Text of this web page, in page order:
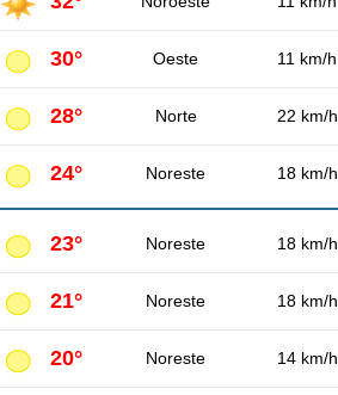
30° Oeste 11 km/h
28° Norte 22 km/h
24° Noreste 18 km/h
23° Noreste 18 km/h
21° Noreste 18 km/h
20° Noreste 14 km/h